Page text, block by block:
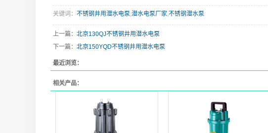
关键词： 不锈钢井用潜水电泵,潜水电泵厂家,不锈钢潜水泵
上一篇： 北京130QJ不锈钢井用潜水电泵
下一篇： 北京150YQD不锈钢井用潜水电泵
最近浏览：
相关产品：